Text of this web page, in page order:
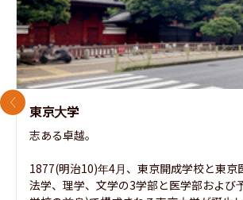
東京大学
志ある卓越。
1877(明治10)年4月、東京開成学校と東京
法学、理学、文学の3学部と医学部および
前のスライド